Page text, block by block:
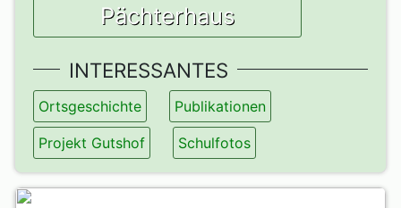
Pächterhaus
INTERESSANTES
Ortsgeschichte Publikationen
Projekt Gutshof Schulfotos